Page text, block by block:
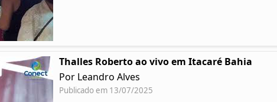
Thalles Roberto ao vivo em Itacaré Bahia
Por Leandro Alves
Publicado em 13/07/2025